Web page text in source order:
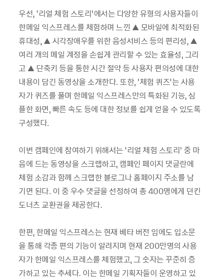
우선, ‘리얼 체험 스토리’에서는 다양한 유형의 사용자들이
한메일 익스프레스를 체험하며 느낀 ▲ 모바일에 최적화된
휴대성, ▲ 시각장애우를 위한 음성서비스 등의 편리성, ▲
여러 개의 메일 계정을 손쉽게 관리할 수 있는 효율성, 그리
고 ▲ 단축키 등을 통한 시간 절약 등 사용자 편의성에 대한
내용이 담긴 동영상을 소개한다. 또한, ‘체험 퀴즈’는 사용
자가 퀴즈를 풀며 한메일 익스프레스만의 특화된 기능, 심
플한 화면, 빠른 속도 등에 대한 정보를 쉽게 얻을 수 있도록
구성했다.
이번 캠페인에 참여하기 위해서는 ‘리얼 체험 스토리’ 중 마
음에 드는 동영상을 스크랩하고, 캠페인 페이지 댓글란에
체험 소감과 함께 스크랩한 블로그나 홈페이지 주소를 남
기면 된다. 이 중 우수 댓글을 선정하여 총 400명에게 던킨
도너츠 교환권을 제공한다.
한편, 한메일 익스프레스는 현재 베타 버전 임에도 입소문
을 통해 각종 편의 기능이 알려지며 현재 200만명의 사용
자가 한메일 익스프레스를 체험했고, 그 숫자는 꾸준히 증
가하고 있는 추세다. 이는 한메일 기획자들이 운영하고 있